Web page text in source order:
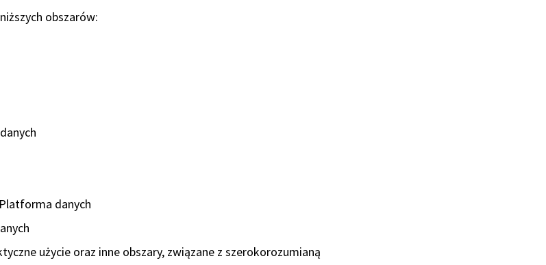
obszarów:
danych
użycie oraz inne obszary, związane z szerokorozumianą